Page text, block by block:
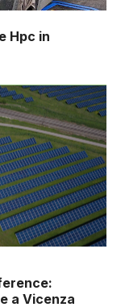
Hpc in
a Vicenza